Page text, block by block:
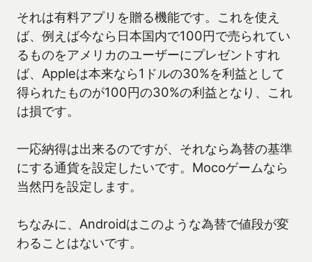
それは有料アプリを贈る機能です。これを使え
ば、例えば今なら日本国内で100円で売られてい
るものをアメリカのユーザーにプレゼントすれ
ば、Appleは本来なら1ドルの30%を利益として
得られたものが100円の30%の利益となり、これ
は損です。
一応納得は出来るのですが、それなら為替の基準
にする通貨を設定したいです。Mocoゲームなら
当然円を設定します。
ちなみに、Androidはこのような為替で値段が変
わることはないです。